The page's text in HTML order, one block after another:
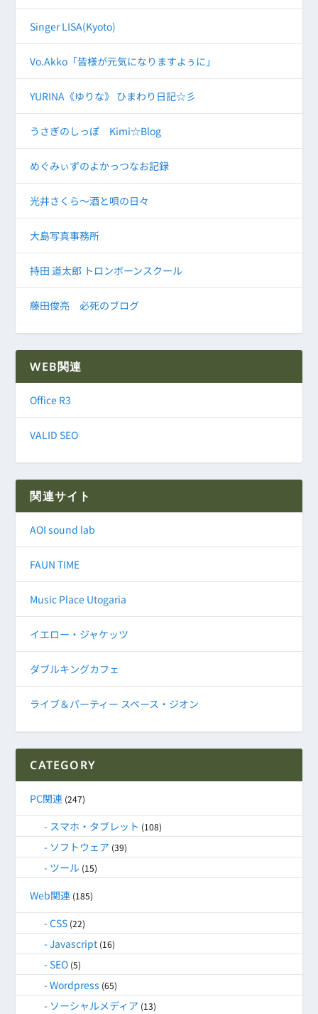
Singer LISA(Kyoto)
Vo.Akko「皆様が元気になりますよぅに」
YURINA《ゆりな》 ひまわり日記☆彡
うさぎのしっぽ Kimi☆Blog
めぐみぃずのよかっつなお記録
光井さくら～酒と唄の日々
大島写真事務所
持田 道太郎 トロンボーンスクール
藤田俊亮 必死のブログ
WEB関連
Office R3
VALID SEO
関連サイト
AOI sound lab
FAUN TIME
Music Place Utogaria
イエロー・ジャケッツ
ダブルキングカフェ
ライブ＆パーティー スペース・ジオン
CATEGORY
PC関連 (247)
スマホ・タブレット (108)
ソフトウェア (39)
ツール (15)
Web関連 (185)
CSS (22)
Javascript (16)
SEO (5)
Wordpress (65)
ソーシャルメディア (13)